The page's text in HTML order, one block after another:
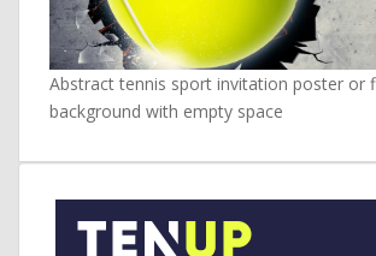
Abstract tennis sport invitation poster or
background with empty space